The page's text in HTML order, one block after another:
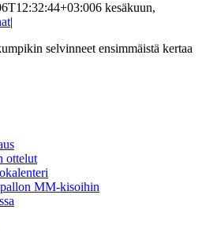
6 kesäkuun,
|
selvinneet ensimmäistä kertaa
ottelut
MM-kisoihin